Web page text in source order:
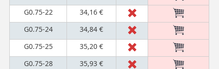
G0.75-22
34,16 €
G0.75-24
34,84 €
G0.75-25
35,20 €
G0.75-28
35,93 €